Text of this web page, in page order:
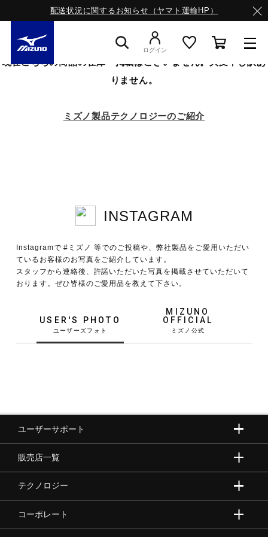
配送状況に関するお知らせ（ヤマト運輸HP）
サッカー／フットサル
トレーニング
ゴルフ
バレーボール
バドミントン
ログイン
現在こちらの商品の在庫・掲載はございません。大変申し訳あ
りません。
ミズノ製品テクノロジーのご紹介
INSTAGRAM
Instagramで #ミズノ 等でのご投稿や、弊社製品をご愛用いただい
ているお客様のお写真をご紹介しています。
スタッフから連絡後、許諾いただいた写真を掲載させていただいて
おります。ぜひ皆様のご愛用品を教えて下さい。
USER'S PHOTO
MIZUNO
OFFICIAL
ユーザーサポート
販売店一覧
テクノロジー
コーポレート